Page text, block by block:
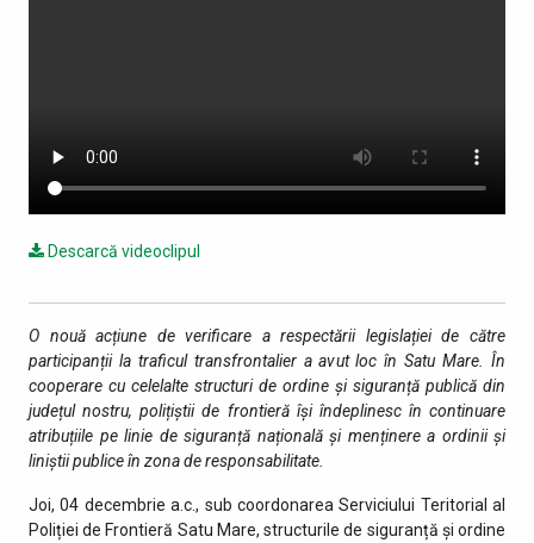
Descarcă videoclipul
O nouă acțiune de verificare a respectării legislației de către
participanții la traficul transfrontalier a avut loc în Satu Mare. În
cooperare cu celelalte structuri de ordine și siguranță publică din
județul nostru, polițiștii de frontieră își îndeplinesc în continuare
atribuțiile pe linie de siguranță națională și menținere a ordinii și
liniștii publice în zona de responsabilitate.
Joi, 04 decembrie a.c., sub coordonarea Serviciului Teritorial al
Poliției de Frontieră Satu Mare, structurile de siguranță și ordine